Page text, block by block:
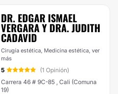
DR. EDGAR ISMAEL
VERGARA Y DRA. JUDITH
CADAVID
Cirugía estética, Medicina estética, ver
más
5
(1 Opinión)
Carrera 46 # 9C-85 , Cali (Comuna
19)